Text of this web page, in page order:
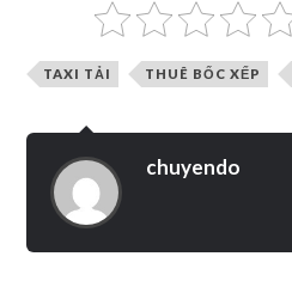
TAXI TẢI THUÊ BỐC XẾP
chuyendo